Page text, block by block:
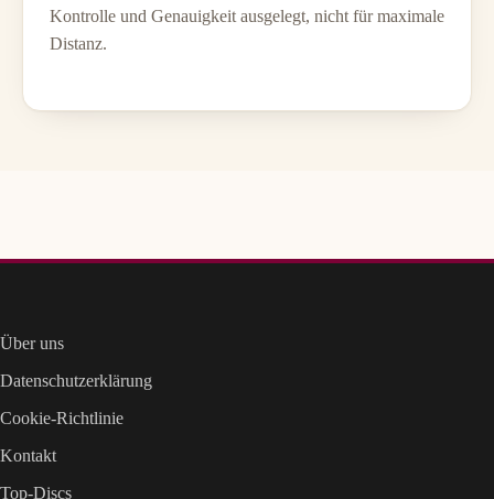
Kontrolle und Genauigkeit ausgelegt, nicht für maximale
Distanz.
Über uns
Datenschutzerklärung
Cookie-Richtlinie
Kontakt
Top-Discs